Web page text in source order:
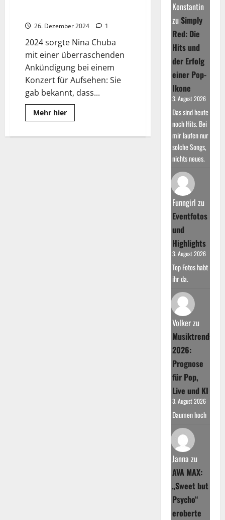
große
Österreich-
Shows
2026
an
26. Dezember 2024 1
2024 sorgte Nina Chuba
mit einer überraschenden
Ankündigung bei einem
Konzert für Aufsehen: Sie
gab bekannt, dass...
Mehr hierRead
more
Chuba
Konstantin
zu Simply
Red: Die
Hits und
der Erfolg
einer Pop-
Ikone
3. August 2026
Das sind heute
noch Hits. Bei
mir laufen nur
solche Songs,
nichts neues.
Funngirl zu
Eventfotos
und
Highlights
3. August 2026
Top Fotos habt
ihr da.
Volkerzu
Musiktrends
2026:
Prognose
für Pop,
Live und KI
3. August 2026
Daumen hoch
Janna zu
AVA MAX:
„Sweet but
Psycho“
eroberte